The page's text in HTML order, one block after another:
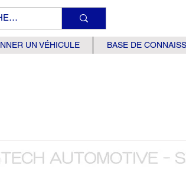
UN VÉHICULE BASE DE